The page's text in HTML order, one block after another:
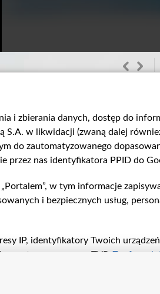
Raz, dwa… może...
i zbierania danych, dostęp do
w likwidacji (zwaną dalej również
do zautomatyzowanego
przez nas identyfikatora PPID do
w tym informacje
i bezpiecznych usług,
IP, identyfikatory Twoich
przez TVP, Zaufanych
lub dostęp do nich,
treści, wyboru